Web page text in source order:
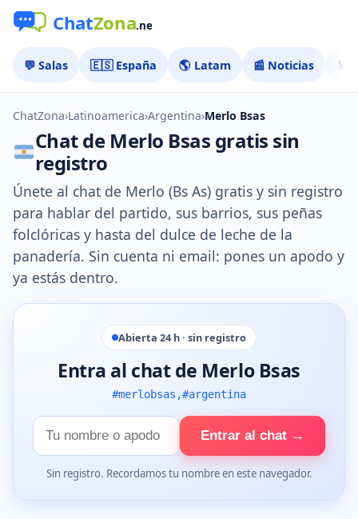
💬 Salas 🇪🇸 España 🌎 Latam 📰 Noticias 🏅
ChatZona›Latinoamerica›Argentina›Merlo Bsas
Chat de Merlo Bsas gratis sin
registro
Únete al chat de Merlo (Bs As) gratis y sin registro
para hablar del partido, sus barrios, sus peñas
folclóricas y hasta del dulce de leche de la
panadería. Sin cuenta ni email: pones un apodo y
ya estás dentro.
Abierta 24 h · sin registro
Entra al chat de Merlo Bsas
#merlobsas,#argentina
Tu
nombre
Entrar al chat →
Sin registro. Recordamos tu nombre en este navegador.